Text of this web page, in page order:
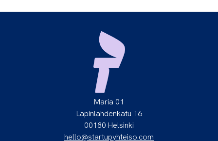
Maria 01
Lapinlahdenkatu 16
00180 Helsinki
hello@startupyhteiso.com